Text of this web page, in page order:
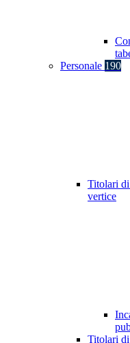
Personale 190
Titolari
vertice
Titolari